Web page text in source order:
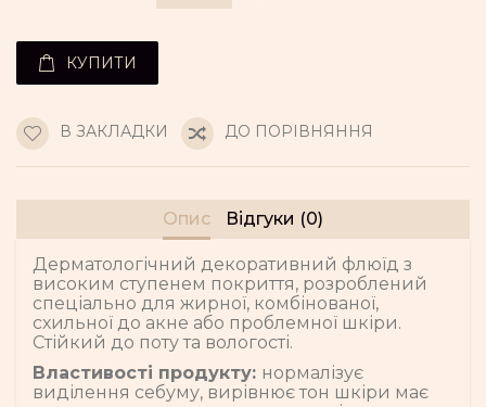
КУПИТИ
В ЗАКЛАДКИ ДО ПОРІВНЯННЯ
Опис Відгуки (0)
Дерматологічний декоративний флюїд з
високим ступенем покриття, розроблений
спеціально для жирної, комбінованої,
схильної до акне або проблемної шкіри.
Стійкий до поту та вологості.
Властивості продукту: нормалізує
виділення себуму, вирівнює тон шкіри має